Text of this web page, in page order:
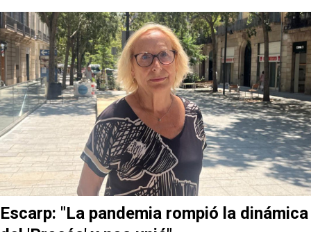
Escarp: "La pandemia rompió la dinámica